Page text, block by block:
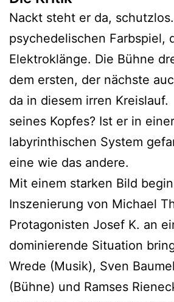
Nackt steht er da,
psychedelischen Farbspiel,
Elektroklänge. Die Bühne
dem ersten, der nächste
da in diesem irren
seines Kopfes? Ist er in
labyrinthischen System
eine wie das andere.
Mit einem starken Bild
Inszenierung von Michael
Protagonisten Josef K. an
dominierende Situation
Wrede (Musik), Sven
(Bühne) und Ramses